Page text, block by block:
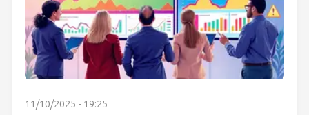
11/10/2025 - 19:25